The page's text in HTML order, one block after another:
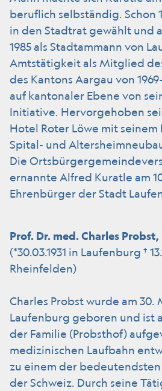
beruflich selbständig. Schon
in den Stadtrat gewählt und
1985 als Stadtammann von
Amtstätigkeit als Mitglied
des Kantons Aargau von
auf kantonaler Ebene von
Initiative. Hervorgehoben
Hotel Roter Löwe mit seinem
Spital- und
Die
ernannte Alfred Kuratle am
Ehrenbürger der Stadt
Prof. Dr. med. Charles
(*30.03.1931 in Laufenburg †
Rheinfelden)
Charles Probst wurde am 30.
Laufenburg geboren und ist
der Familie (Probsthof)
medizinischen Laufbahn
zu einem der
der Schweiz. Durch seine